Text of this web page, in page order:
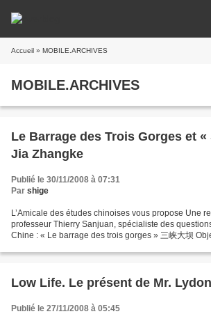
Accueil » MOBILE.ARCHIVES
MOBILE.ARCHIVES
Le Barrage des Trois Gorges et
Jia Zhangke
Publié le 30/11/2008 à 07:31
Par shige
L’Amicale des études chinoises vous propose Une
professeur Thierry Sanjuan, spécialiste des
Chine : « Le barrage des trois gorges » 三峡大坝
Low Life. Le présent de Mr. Lydon
Publié le 27/11/2008 à 05:45